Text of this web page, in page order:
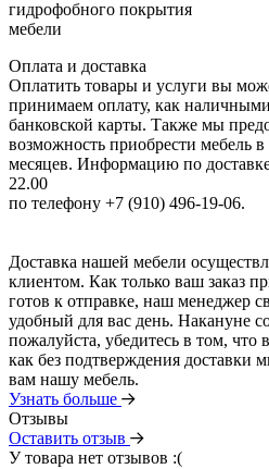
гидрофобного покрытия
мебели
Оплата и доставка
Оплатить товары и услуги вы
принимаем оплату, как
банковской карты. Также мы
возможность приобрести мебель
месяцев. Информацию по
22.00
по телефону +7 (910) 496-19-06.
Доставка нашей мебели
клиентом. Как только ваш заказ
готов к отправке, наш менеджер
удобный для вас день. Накануне
пожалуйста, убедитесь в том, что
как без подтверждения доставки
вам нашу мебель.
Узнать больше
Отзывы
Оставить отзыв
У товара нет отзывов :(